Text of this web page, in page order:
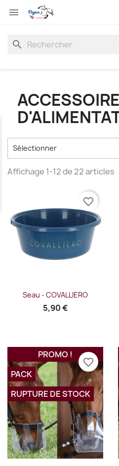

search
Sélectionner
Affichage 1-12 de 22 articles
Seau - COVALLIERO
5,90 €
favorite_border
PROMO !
PACK
RUPTURE DE STOCK
favorite_border